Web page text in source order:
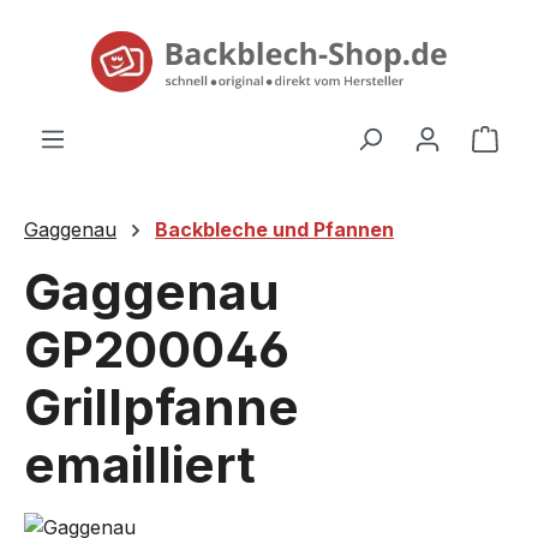
springen
Gaggenau Backbleche und Pfannen
Gaggenau
GP200046
Grillpfanne
emailliert